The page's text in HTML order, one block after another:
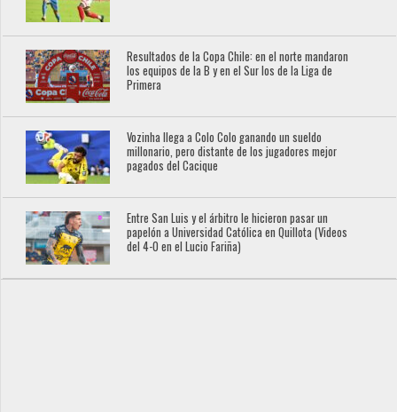
Resultados de la Copa Chile: en el norte mandaron
los equipos de la B y en el Sur los de la Liga de
Primera
Vozinha llega a Colo Colo ganando un sueldo
millonario, pero distante de los jugadores mejor
pagados del Cacique
Entre San Luis y el árbitro le hicieron pasar un
papelón a Universidad Católica en Quillota (Videos
del 4-0 en el Lucio Fariña)